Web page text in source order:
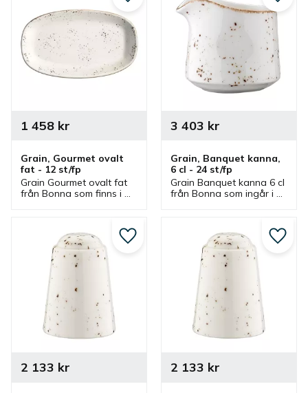
Grain, Gourmet ovalt
fat - 12 st/fp
Grain Gourmet ovalt fat
från Bonna som finns i
serveringsfat.
1 458kr
Grain, Banquet kanna,
6 cl - 24 st/fp
Grain Banquet kanna 6 cl
från Bonna som ingår i
gräddkanna och
serveringskanna.
3 403 kr
2 133 kr
Lägg till i favoriter
2 133 kr
Lägg